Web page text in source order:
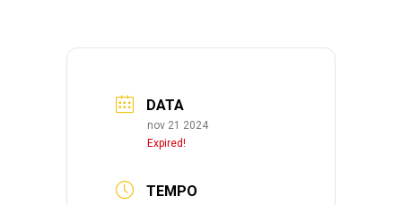
DATA
nov 21 2024
Expired!
TEMPO